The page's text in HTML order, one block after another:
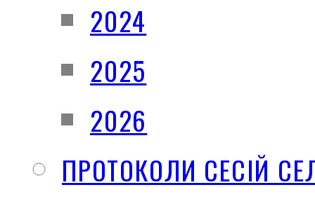
2024
2025
2026
ПРОТОКОЛИ СЕСІЙ